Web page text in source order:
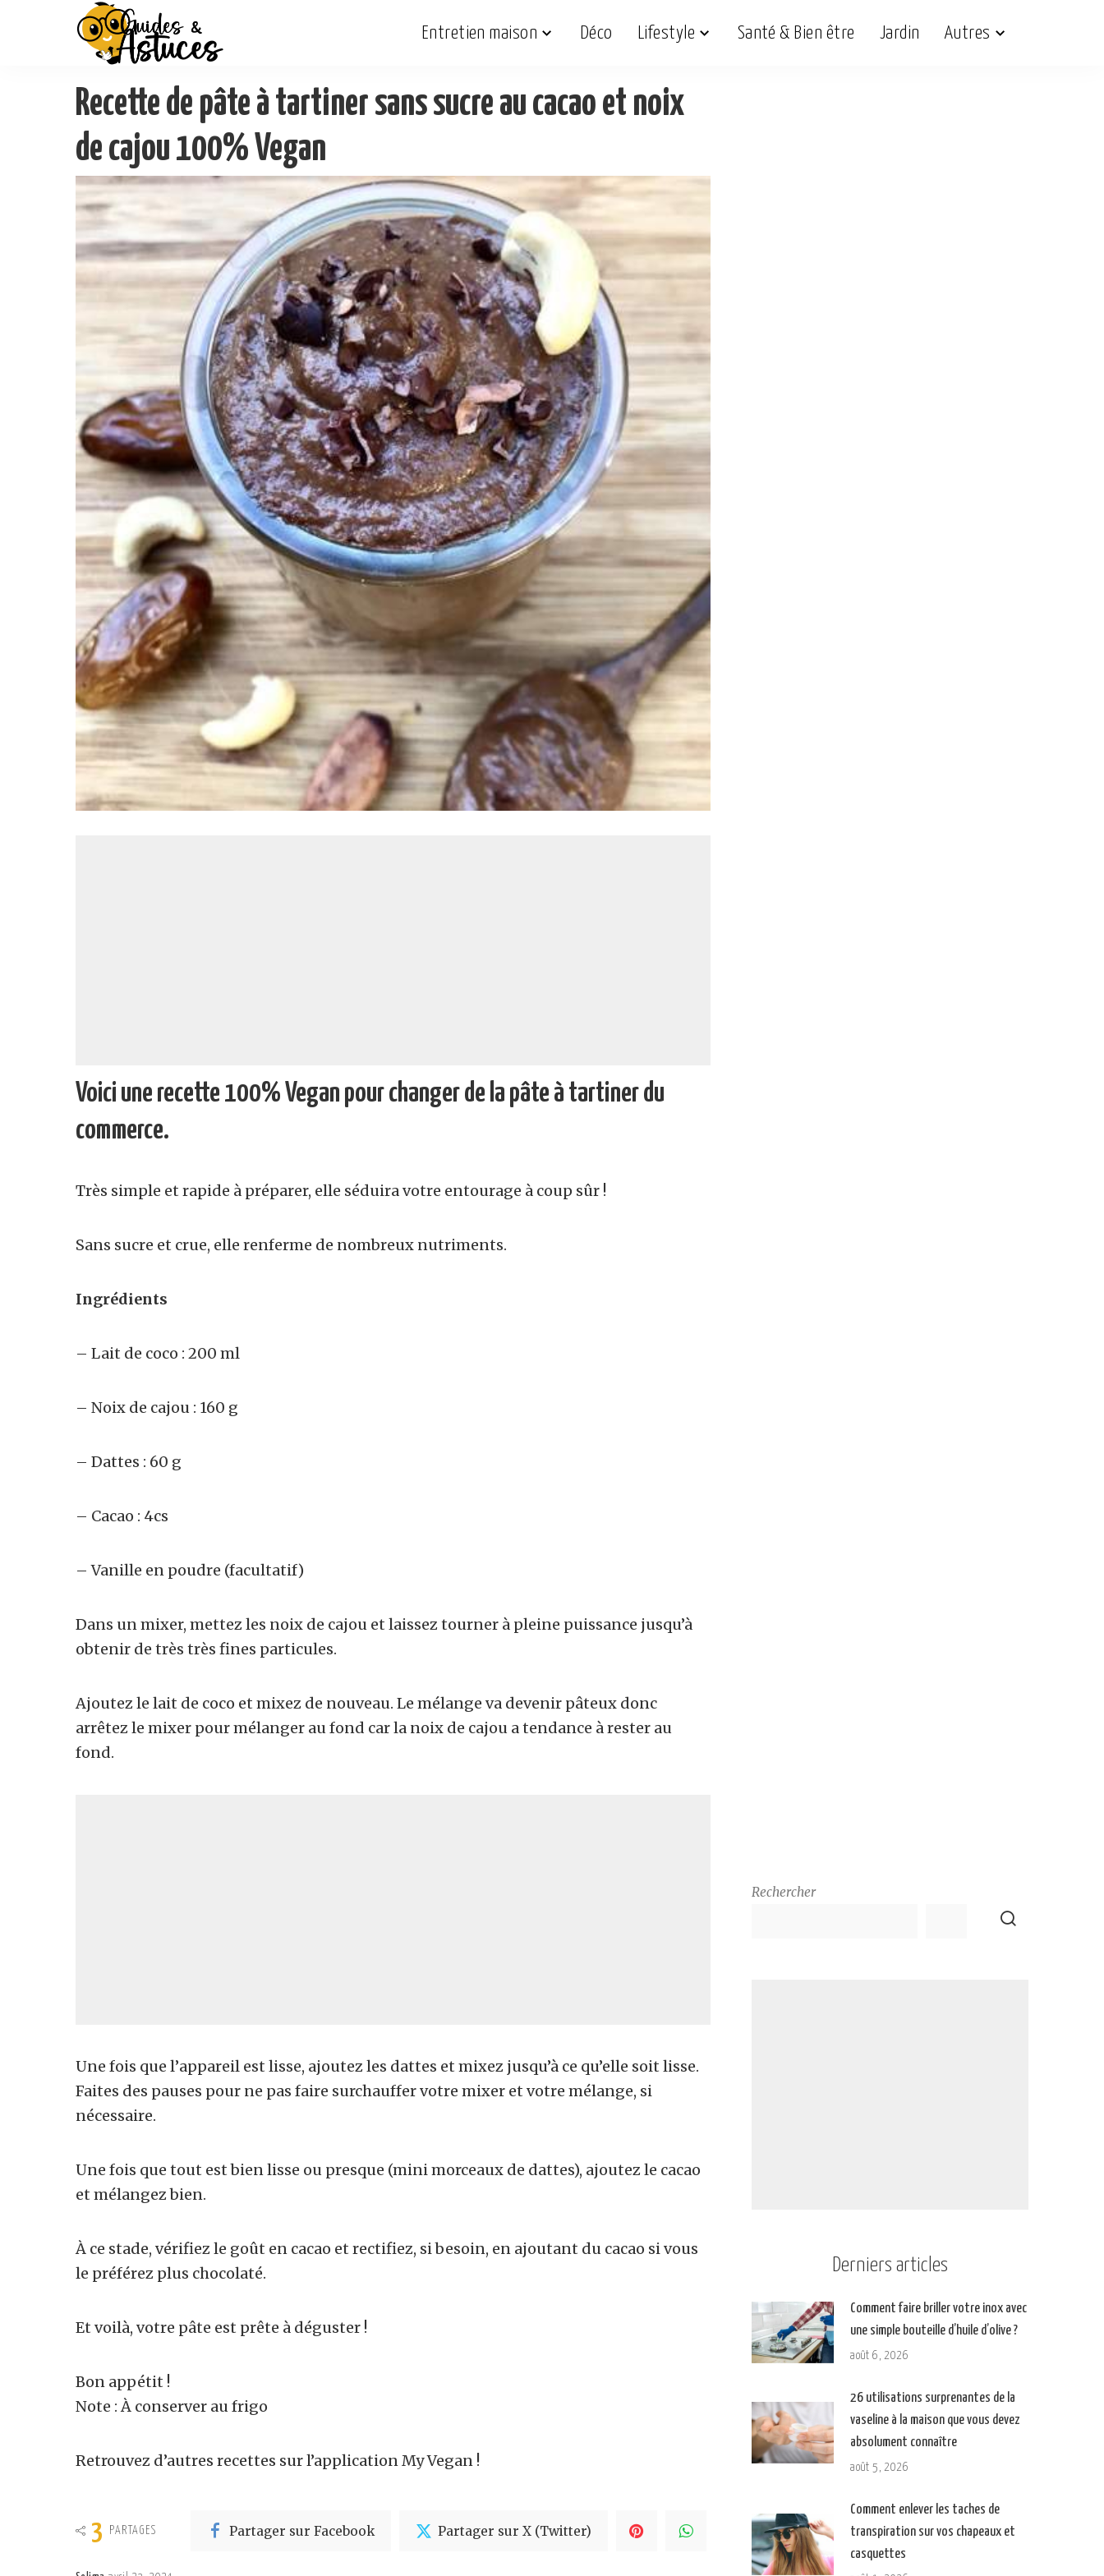
Entretien maison Déco Lifestyle Santé & Bien être Jardin Autres
Recette de pâte à tartiner sans sucre au cacao et noix
de cajou 100% Vegan
Voici une recette 100% Vegan pour changer de la pâte à tartiner du
commerce.
Très simple et rapide à préparer, elle séduira votre entourage à coup sûr !
Sans sucre et crue, elle renferme de nombreux nutriments.
Ingrédients
– Lait de coco : 200 ml
– Noix de cajou : 160 g
– Dattes : 60 g
– Cacao : 4cs
– Vanille en poudre (facultatif)
Dans un mixer, mettez les noix de cajou et laissez tourner à pleine puissance jusqu’à
obtenir de très très fines particules.
Ajoutez le lait de coco et mixez de nouveau. Le mélange va devenir pâteux donc
arrêtez le mixer pour mélanger au fond car la noix de cajou a tendance à rester au
fond.
Une fois que l’appareil est lisse, ajoutez les dattes et mixez jusqu’à ce qu’elle soit lisse.
Faites des pauses pour ne pas faire surchauffer votre mixer et votre mélange, si
nécessaire.
Une fois que tout est bien lisse ou presque (mini morceaux de dattes), ajoutez le cacao
et mélangez bien.
À ce stade, vérifiez le goût en cacao et rectifiez, si besoin, en ajoutant du cacao si vous
le préférez plus chocolaté.
Et voilà, votre pâte est prête à déguster !
Bon appétit !
Note : À conserver au frigo
Retrouvez d’autres recettes sur l’application My Vegan !
3 PARTAGES Partager sur Facebook Partager sur X (Twitter)
Rechercher
Derniers articles
Comment faire briller votre inox avec
une simple bouteille d’huile d’olive ?
août 6, 2026
26 utilisations surprenantes de la
vaseline à la maison que vous devez
absolument connaître
août 5, 2026
Comment enlever les taches de
transpiration sur vos chapeaux et
casquettes